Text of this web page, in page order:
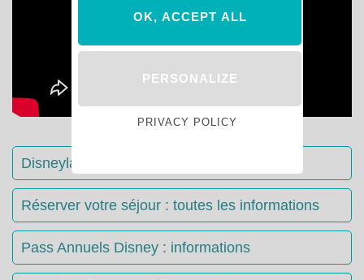
Disneyland Paris : Le guide complet
Réserver votre séjour : toutes les informations
Pass Annuels Disney : informations
OK, ACCEPT ALL
PERSONALIZE
PRIVACY POLICY